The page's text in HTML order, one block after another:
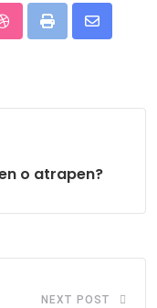
StumbleUpon
Print
Share
o atrapen?
NEXT POST